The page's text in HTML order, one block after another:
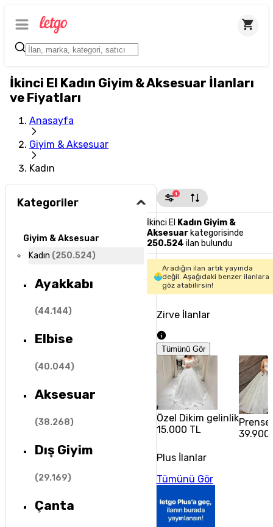
İkinci El Kadın Giyim & Aksesuar İlanları
ve Fiyatları
Anasayfa
Giyim & Aksesuar
Kadın
Kategoriler
Giyim & Aksesuar
Kadın (250.524)
Ayakkabı
(44.144)
Elbise
(40.044)
Aksesuar
(38.268)
Dış Giyim
(29.169)
Çanta
1
İkinci El Kadın Giyim &
Aksesuarkategorisinde
250.524 ilan bulundu
Aradığın ilan artık yayında
değil. Aşağıdaki benzer ilanlara
göz atabilirsin!
Zirve İlanlar
Tümünü Gör
Özel Dikim gelinlik
15.000 TL
39.900
Plus İlanlar
Tümünü Gör